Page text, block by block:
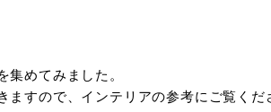
集めてみました。
ますので、インテリアの参考にご覧くだ